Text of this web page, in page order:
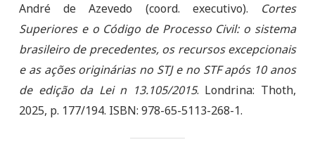
André de Azevedo (coord. executivo). Cortes
Superiores e o Código de Processo Civil: o sistema
brasileiro de precedentes, os recursos excepcionais
e as ações originárias no STJ e no STF após 10 anos
de edição da Lei n 13.105/2015. Londrina: Thoth,
2025, p. 177/194. ISBN: 978-65-5113-268-1.